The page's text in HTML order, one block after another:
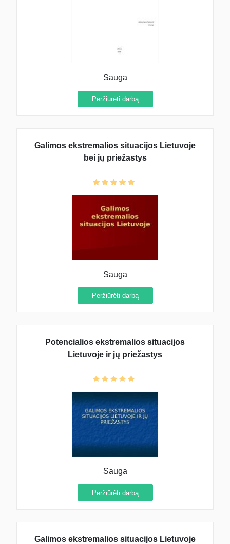
Sauga
Peržiūrėti darbą
Galimos ekstremalios situacijos Lietuvoje
bei jų priežastys
Sauga
Peržiūrėti darbą
Potencialios ekstremalios situacijos
Lietuvoje ir jų priežastys
Sauga
Peržiūrėti darbą
Galimos ekstremalios situacijos Lietuvoje